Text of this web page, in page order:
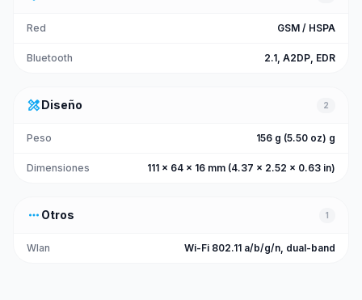
Red GSM / HSPA
Bluetooth 2.1, A2DP, EDR
design_servicesDiseño 2
Peso 156 g (5.50 oz) g
Dimensiones 111 x 64 x 16 mm (4.37 x 2.52 x 0.63 in)
more_horiz Otros 1
Wlan Wi-Fi 802.11 a/b/g/n, dual-band